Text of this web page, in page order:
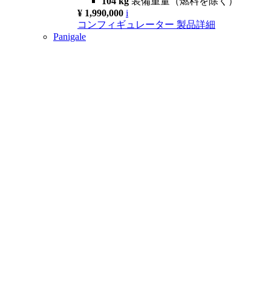
¥ 1,990,000 i
コンフィギュレーター 製品詳細
Panigale